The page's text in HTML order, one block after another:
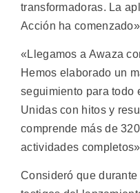
transformadoras. La
Acción ha
«Llegamos a Awaza
Hemos elaborado un
seguimiento para todo
Unidas con hitos y
comprende más de
actividades
Consideró que